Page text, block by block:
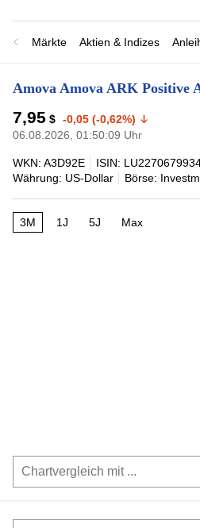
Märkte Aktien & Indizes
Amova Amova ARK Positive
7,95 $ -0,05 (-0,62%)
06.08.2026, 01:50:09 Uhr
WKN: A3D92E ISIN:
Währung: US-Dollar
Börse:
3M 1J 5J Max